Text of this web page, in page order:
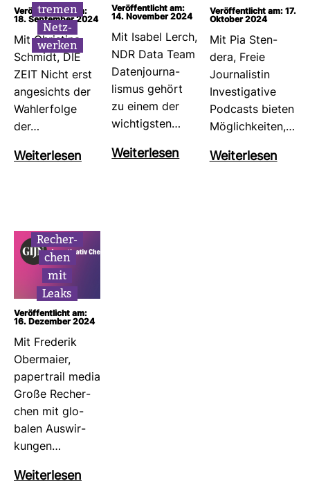
tremen
Netz­
werken
Veröffentlicht am:
18. September 2024
Mit Chris­tina
Schmidt, DIE
ZEIT Nicht erst
ange­sichts der
Wahl­er­folge
der…
Wei­ter­lesen
Veröffentlicht am:
14. November 2024
Mit Isabel Lerch,
NDR Data Team
Daten­jour­na­
lismus gehört
zu einem der
wich­tigsten…
Wei­ter­lesen
Veröffentlicht am: 17.
Oktober 2024
Mit Pia Sten­
dera, Freie
Jour­na­listin
Inves­ti­ga­tive
Pod­casts bieten
Mög­lich­keiten,…
Wei­ter­lesen
Recher­
chen
mit
Leaks
Veröffentlicht am:
16. Dezember 2024
Mit Fre­derik
Ober­maier,
paper­trail media
Große Recher­
chen mit glo­
balen Aus­wir­
kungen…
Wei­ter­lesen